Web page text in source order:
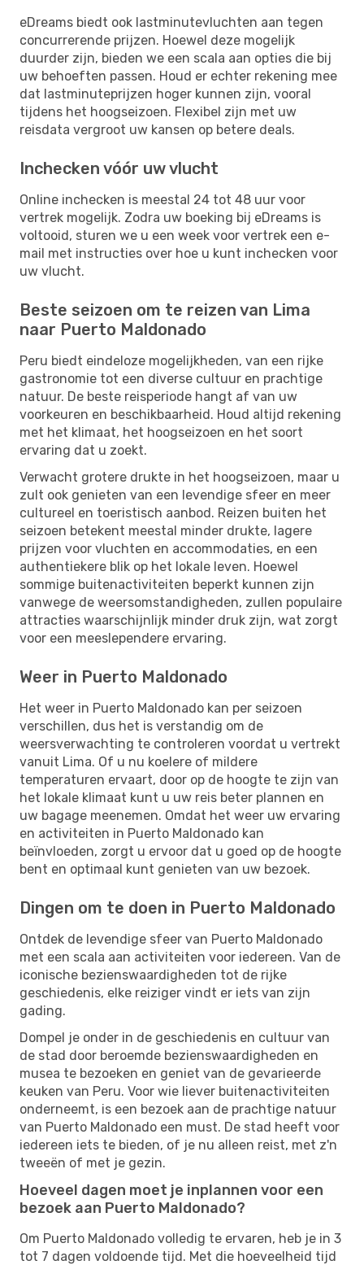
eDreams biedt ook lastminutevluchten aan tegen
concurrerende prijzen. Hoewel deze mogelijk
duurder zijn, bieden we een scala aan opties die bij
uw behoeften passen. Houd er echter rekening mee
dat lastminuteprijzen hoger kunnen zijn, vooral
tijdens het hoogseizoen. Flexibel zijn met uw
reisdata vergroot uw kansen op betere deals.
Inchecken vóór uw vlucht
Online inchecken is meestal 24 tot 48 uur voor
vertrek mogelijk. Zodra uw boeking bij eDreams is
voltooid, sturen we u een week voor vertrek een e-
mail met instructies over hoe u kunt inchecken voor
uw vlucht.
Beste seizoen om te reizen van Lima
naar Puerto Maldonado
Peru biedt eindeloze mogelijkheden, van een rijke
gastronomie tot een diverse cultuur en prachtige
natuur. De beste reisperiode hangt af van uw
voorkeuren en beschikbaarheid. Houd altijd rekening
met het klimaat, het hoogseizoen en het soort
ervaring dat u zoekt.
Verwacht grotere drukte in het hoogseizoen, maar u
zult ook genieten van een levendige sfeer en meer
cultureel en toeristisch aanbod. Reizen buiten het
seizoen betekent meestal minder drukte, lagere
prijzen voor vluchten en accommodaties, en een
authentiekere blik op het lokale leven. Hoewel
sommige buitenactiviteiten beperkt kunnen zijn
vanwege de weersomstandigheden, zullen populaire
attracties waarschijnlijk minder druk zijn, wat zorgt
voor een meeslependere ervaring.
Weer in Puerto Maldonado
Het weer in Puerto Maldonado kan per seizoen
verschillen, dus het is verstandig om de
weersverwachting te controleren voordat u vertrekt
vanuit Lima. Of u nu koelere of mildere
temperaturen ervaart, door op de hoogte te zijn van
het lokale klimaat kunt u uw reis beter plannen en
uw bagage meenemen. Omdat het weer uw ervaring
en activiteiten in Puerto Maldonado kan
beïnvloeden, zorgt u ervoor dat u goed op de hoogte
bent en optimaal kunt genieten van uw bezoek.
Dingen om te doen in Puerto Maldonado
Ontdek de levendige sfeer van Puerto Maldonado
met een scala aan activiteiten voor iedereen. Van de
iconische bezienswaardigheden tot de rijke
geschiedenis, elke reiziger vindt er iets van zijn
gading.
Dompel je onder in de geschiedenis en cultuur van
de stad door beroemde bezienswaardigheden en
musea te bezoeken en geniet van de gevarieerde
keuken van Peru. Voor wie liever buitenactiviteiten
onderneemt, is een bezoek aan de prachtige natuur
van Puerto Maldonado een must. De stad heeft voor
iedereen iets te bieden, of je nu alleen reist, met z'n
tweeën of met je gezin.
Hoeveel dagen moet je inplannen voor een
bezoek aan Puerto Maldonado?
Om Puerto Maldonado volledig te ervaren, heb je in 3
tot 7 dagen voldoende tijd. Met die hoeveelheid tijd